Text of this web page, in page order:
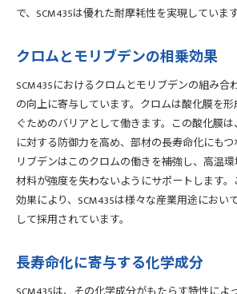
で、SCM435は優れた耐摩耗性を実現しています
クロムとモリブデンの相乗効果
SCM435におけるクロムとモリブデンの組み合
の向上に寄与しています。クロムは酸化膜を
ぐためのバリアとして働きます。この酸化膜
に対する防御力を高め、部材の長寿命化にも
リブデンはこのクロムの働きを補強し、高温
材料が強度を失わないようにサポートします
効果により、SCM435は様々な産業用途におい
して採用されています。
長寿命化に寄与する化学成分